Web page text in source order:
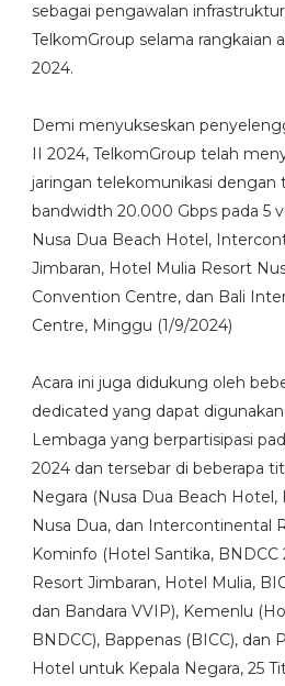
sebagai pengawalan
TelkomGroup selama rangkaian
2024.
Demi menyukseskan
II 2024, TelkomGroup telah
jaringan telekomunikasi dengan
bandwidth 20.000 Gbps pada 5
Nusa Dua Beach Hotel,
Jimbaran, Hotel Mulia Resort
Convention Centre, dan Bali
Centre, Minggu (1/9/2024)
Acara ini juga didukung oleh
dedicated yang dapat
Lembaga yang berpartisipasi
2024 dan tersebar di beberapa
Negara (Nusa Dua Beach
Nusa Dua, dan Intercontinental
Kominfo (Hotel Santika,
Resort Jimbaran, Hotel Mulia,
dan Bandara VVIP), Kemenlu
BNDCC), Bappenas (BICC), dan
Hotel untuk Kepala Negara, 25